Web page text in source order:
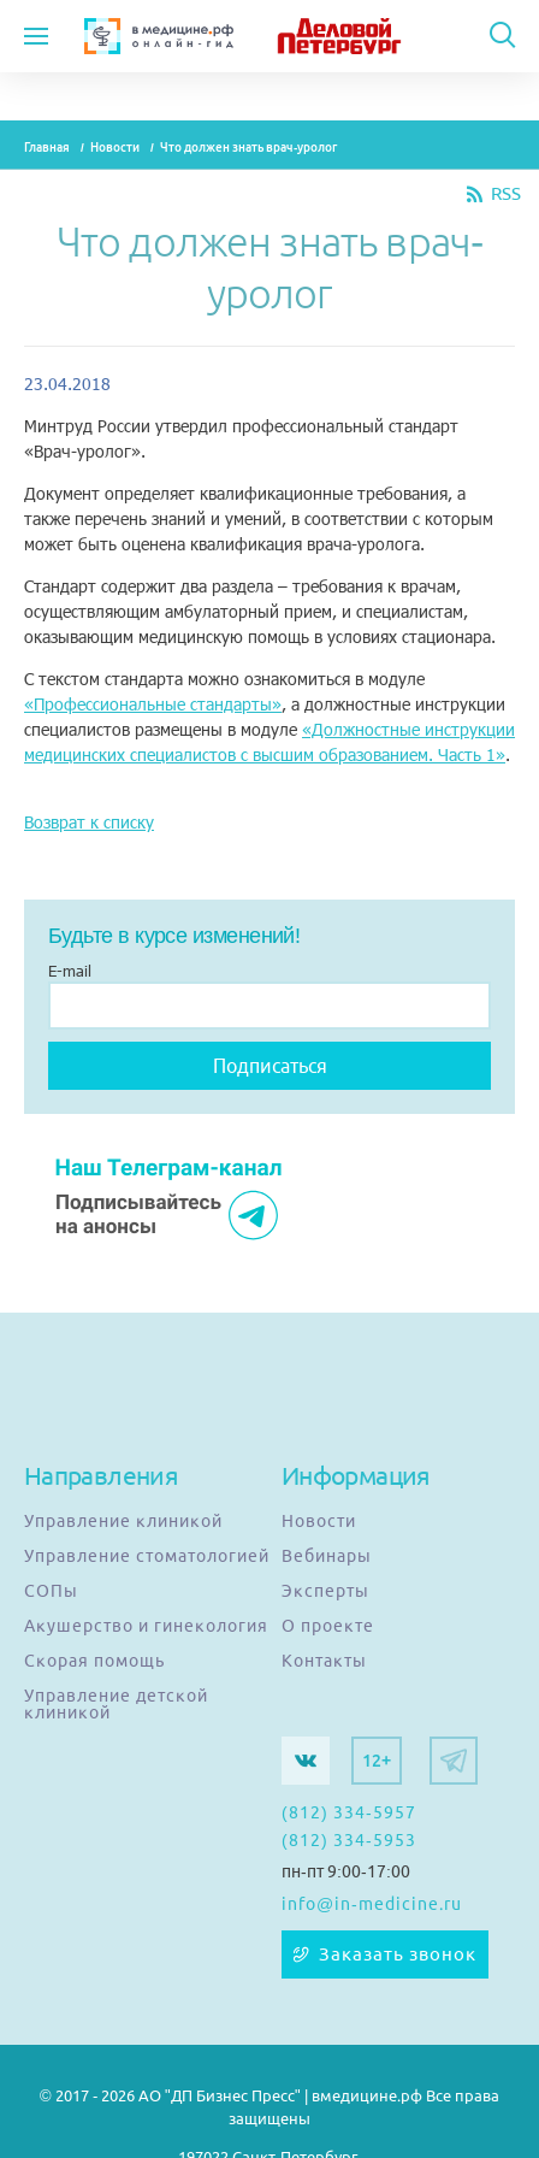
Модули
Рекламодателям
Контакты
Помощь
Заказать звонок
Тарифы
Кабинет
Главная Новости Что должен знать врач-уролог
RSS
Что должен знать врач-
уролог
23.04.2018
Минтруд России утвердил профессиональный стандарт
«Врач-уролог».
Документ определяет квалификационные требования, а
также перечень знаний и умений, в соответствии с которым
может быть оценена квалификация врача-уролога.
Стандарт содержит два раздела – требования к врачам,
осуществляющим амбулаторный прием, и специалистам,
оказывающим медицинскую помощь в условиях стационара.
С текстом стандарта можно ознакомиться в модуле
«Профессиональные стандарты», а должностные инструкции
специалистов размещены в модуле «Должностные инструкции
медицинских специалистов с высшим образованием. Часть 1».
Возврат к списку
Будьте в курсе изменений!
E-mail
Направления
Управление клиникой
Управление стоматологией
СОПы
Акушерство и гинекология
Скорая помощь
Управление детской
клиникой
Информация
Новости
Вебинары
Эксперты
О проекте
Контакты
12+
(812) 334-5957
(812) 334-5953
пн-пт 9:00-17:00
info@in-medicine.ru
Заказать звонок
© 2017 - 2026 АО "ДП Бизнес Пресс" | вмедицине.рф Все права
защищены